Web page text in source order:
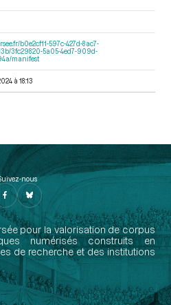
b0e2cf11-597c-427d-8ac7-
3fc29820-5a05-4ed7-909d-
manifest
à 18:13
nous
pour la valorisation de corpus
numérisés construits en
de recherche et des institutions